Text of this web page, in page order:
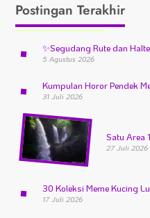
Postingan Terakhir
✨Segudang Rute dan
5 Agustus 2026
Kumpulan Horor Pendek
31 Juli 2026
Satu Area
27 Juli 2026
30 Koleksi Meme Kucing
17 Juli 2026